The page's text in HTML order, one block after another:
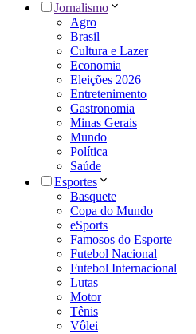
Jornalismo
Agro
Brasil
Cultura e Lazer
Economia
Eleições 2026
Entretenimento
Gastronomia
Minas Gerais
Mundo
Política
Saúde
Esportes
Basquete
Copa do Mundo
eSports
Famosos do Esporte
Futebol Nacional
Futebol Internacional
Lutas
Motor
Tênis
Vôlei